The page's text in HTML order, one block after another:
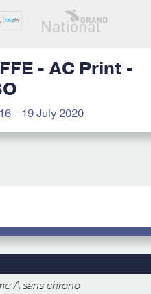
- AC Print -
- 19 July 2020
A sans chrono